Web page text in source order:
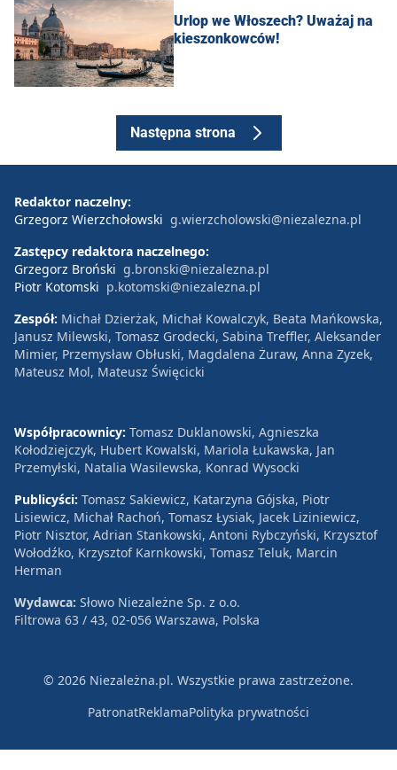
Urlop we Włoszech? Uważaj na
kieszonkowców!
Następna strona
Redaktor naczelny:
Grzegorz Wierzchołowski g.wierzcholowski@niezalezna.pl
Zastępcy redaktora naczelnego:
Grzegorz Broński g.bronski@niezalezna.pl
Piotr Kotomski p.kotomski@niezalezna.pl
Zespół: Michał Dzierżak, Michał Kowalczyk, Beata Mańkowska,
Janusz Milewski, Tomasz Grodecki, Sabina Treffler, Aleksander
Mimier, Przemysław Obłuski, Magdalena Żuraw, Anna Zyzek,
Mateusz Mol, Mateusz Święcicki
Współpracownicy: Tomasz Duklanowski, Agnieszka
Kołodziejczyk, Hubert Kowalski, Mariola Łukawska, Jan
Przemyłski, Natalia Wasilewska, Konrad Wysocki
Publicyści: Tomasz Sakiewicz, Katarzyna Gójska, Piotr
Lisiewicz, Michał Rachoń, Tomasz Łysiak, Jacek Liziniewicz,
Piotr Nisztor, Adrian Stankowski, Antoni Rybczyński, Krzysztof
Wołodźko, Krzysztof Karnkowski, Tomasz Teluk, Marcin
Herman
Wydawca: Słowo Niezależne Sp. z o.o.
Filtrowa 63 / 43, 02-056 Warszawa, Polska
© 2026 Niezależna.pl. Wszystkie prawa zastrzeżone.
PatronatReklamaPolityka prywatności